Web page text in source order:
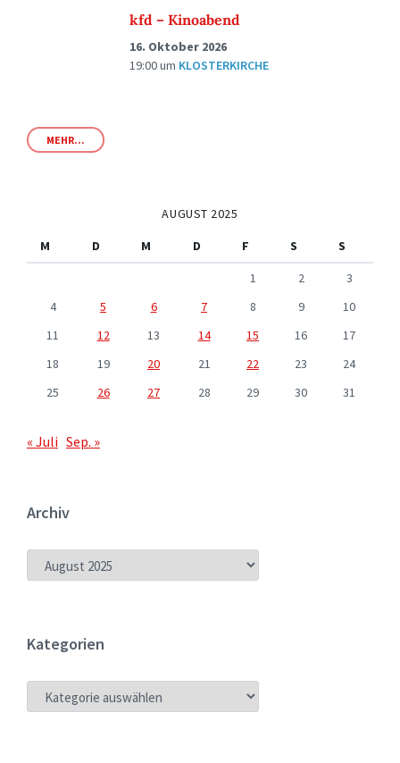
kfd – Kinoabend
16. Oktober 2026
19:00um KLOSTERKIRCHE
MEHR...
AUGUST 2025
M
D M D F S
S
1
2
3
4
5 6 7 8 9
10
11
12 13 14 15 16
17
18
19 20 21 22 23
24
25
26 27 28 29 30 31
« Juli Sep. »
Archiv
ARCHIV
Kategorien
KATEGORIEN